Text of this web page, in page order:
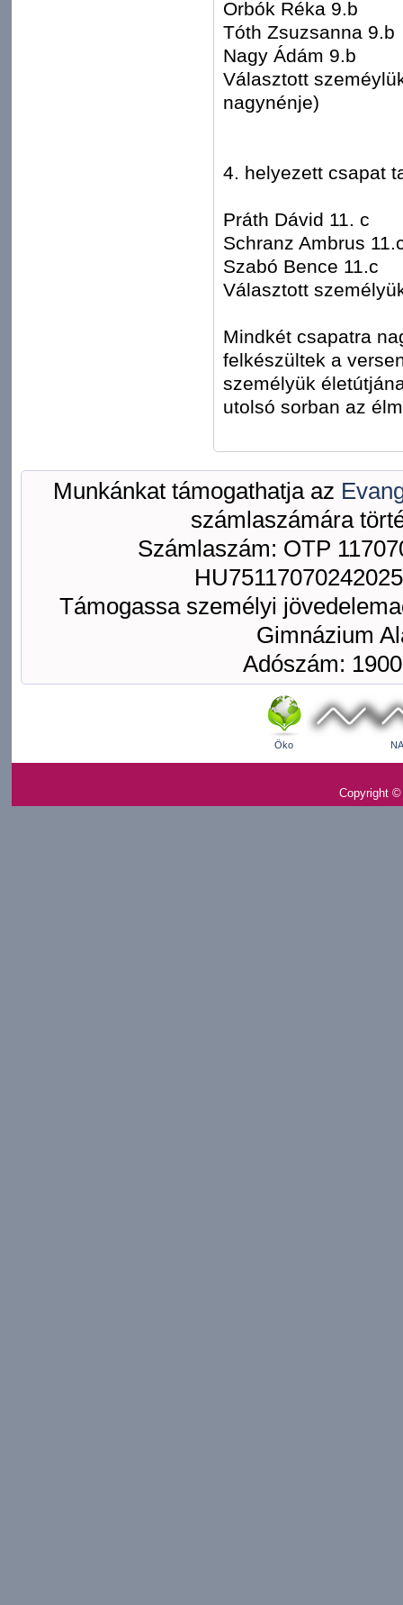
Orbók Réka 9.b
Tóth Zsuzsanna 9.b
Nagy Ádám 9.b
Választott
nagynénje)
4. helyezett csapat
Práth Dávid 11. c
Schranz Ambrus
Szabó Bence 11.c
Választott
Mindkét csapatra
felkészültek a
személyük
utolsó sorban az
Munkánkat támogathatja az
számlaszámára
Számlaszám: OTP
Támogassa személyi
Gimnázium
Adószám:
Öko
Copyright